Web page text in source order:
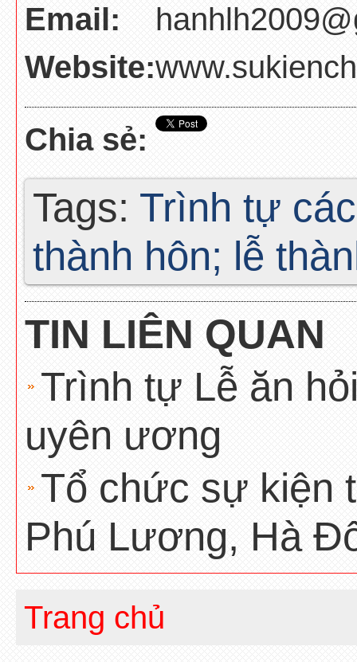
Email:
Website:
Chia sẻ:
Tags: Trình tự
thành hôn; lễ
TIN LIÊN QUAN
Trình tự Lễ ăn
uyên ương
Tổ chức sự kiện
Phú Lương, Hà
Trang chủ